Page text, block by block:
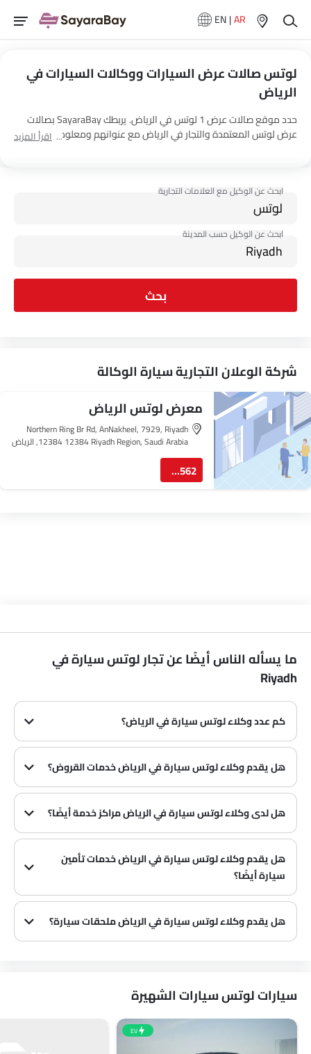
EN|AR
لوتس صالات عرض السيارات ووكالات السيارات في
الرياض‎
حدد موقع صالات عرض 1 لوتس في الرياض‎. يربطك SayaraBay بصالات
عرض لوتس المعتمدة والتجار في الرياض‎ مع عنوانهم ومعلومات الاتصال
الكاملة. لمزيد من المعلومات حول أسعار السيارات لوتس والعروض
اقرأ المزيد
بحث
شركة الوعلان التجارية سيارة الوكالة
معرض لوتس الرياض
Northern Ring Br Rd, AnNakheel, 7929, Riyadh
12384 12384 Riyadh Region, Saudi Arabia, الرياض‎
920013562
ما يسأله الناس أيضًا عن تجار لوتس سيارة في
Riyadh
كم عدد وكلاء لوتس سيارة في الرياض‎؟
هل يقدم وكلاء لوتس سيارة في الرياض‎ خدمات القروض؟
هل لدى وكلاء لوتس سيارة في الرياض‎ مراكز خدمة أيضًا؟
هل يقدم وكلاء لوتس سيارة في الرياض‎ خدمات تأمين
سيارة أيضًا؟
هل يقدم وكلاء لوتس سيارة في الرياض‎ ملحقات سيارة؟
سيارات لوتس سيارات الشهيرة
EV